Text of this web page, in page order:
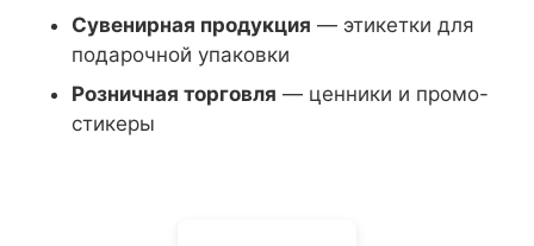
Сувенирная продукция — этикетки для
подарочной упаковки
Розничная торговля — ценники и промо-
стикеры